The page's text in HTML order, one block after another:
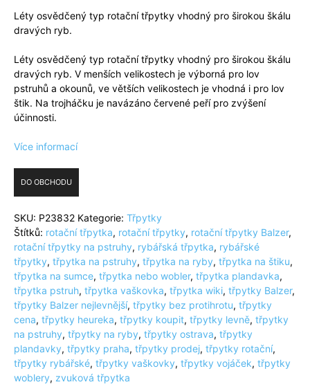
Léty osvědčený typ rotační třpytky vhodný pro širokou škálu
dravých ryb.
Léty osvědčený typ rotační třpytky vhodný pro širokou škálu
dravých ryb. V menších velikostech je výborná pro lov
pstruhů a okounů, ve větších velikostech je vhodná i pro lov
štik. Na trojháčku je navázáno červené peří pro zvýšení
účinnosti.
Více informací
DO OBCHODU
SKU: P23832 Kategorie: Třpytky
Štítků: rotační třpytka, rotační třpytky, rotační třpytky Balzer,
rotační třpytky na pstruhy, rybářská třpytka, rybářské
třpytky, třpytka na pstruhy, třpytka na ryby, třpytka na štiku,
třpytka na sumce, třpytka nebo wobler, třpytka plandavka,
třpytka pstruh, třpytka vaškovka, třpytka wiki, třpytky Balzer,
třpytky Balzer nejlevnější, třpytky bez protihrotu, třpytky
cena, třpytky heureka, třpytky koupit, třpytky levně, třpytky
na pstruhy, třpytky na ryby, třpytky ostrava, třpytky
plandavky, třpytky praha, třpytky prodej, třpytky rotační,
třpytky rybářské, třpytky vaškovky, třpytky vojáček, třpytky
woblery, zvuková třpytka